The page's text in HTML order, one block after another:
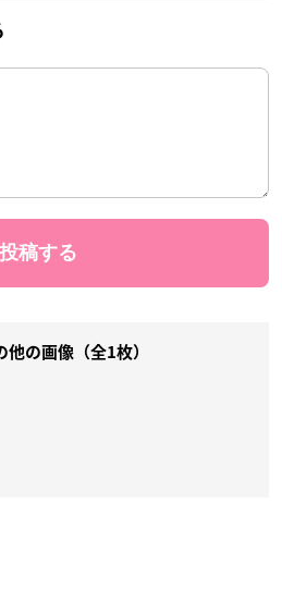
他の画像（全1枚）